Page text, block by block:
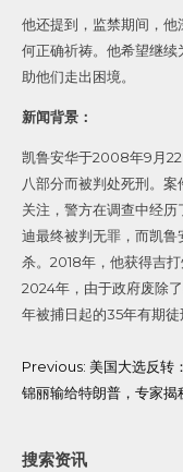
他还提到，监禁期间，
何正确祈祷。他希望继
助他们走出困境。
新闻背景：
凯鲁安华于2008年9月
八部分而被判处死刑。
关注，警方在调查中经
迪最终被判无罪，而凯
杀。2018年，他获得吉
2024年，由于政府废除
年被捕日起的35年有期徒
Post
navigation
Previous: 美国大选反转
锦丽输给特朗普，专家揭
搜索资讯